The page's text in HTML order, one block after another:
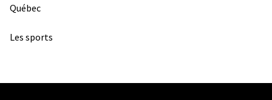
Québec
Les sports